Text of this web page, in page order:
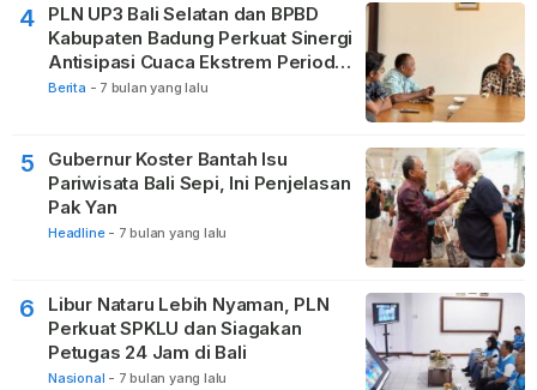
4
PLN UP3 Bali Selatan dan BPBD
Kabupaten Badung Perkuat Sinergi
Antisipasi Cuaca Ekstrem Periode
Nataru
Berita - 7 bulan yang lalu
5
Gubernur Koster Bantah Isu
Pariwisata Bali Sepi, Ini Penjelasan
Pak Yan
Headline - 7 bulan yang lalu
6
Libur Nataru Lebih Nyaman, PLN
Perkuat SPKLU dan Siagakan
Petugas 24 Jam di Bali
Nasional - 7 bulan yang lalu